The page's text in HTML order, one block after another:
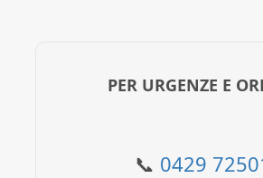
PER URGENZE E
📞 0429